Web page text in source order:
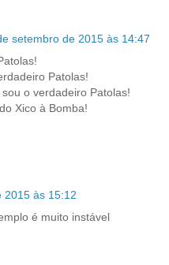
setembro de 2015 às 14:47
Patolas!
o verdadeiro Patolas!
Xico à Bomba!
2015 às 15:12
é muito instável